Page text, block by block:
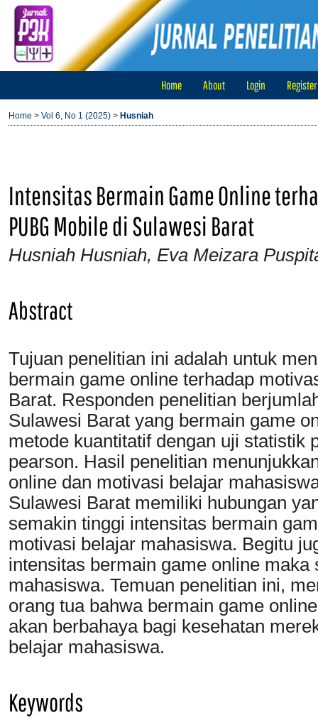
Home About Login Register
Home > Vol 6, No 1 (2025) > Husniah
Intensitas Bermain Game Online
PUBG Mobile di Sulawesi Barat
Husniah Husniah, Eva Meizara
Abstract
Tujuan penelitian ini adalah untuk
bermain game online terhadap
Barat. Responden penelitian
Sulawesi Barat yang bermain game
metode kuantitatif dengan uji statistik
pearson. Hasil penelitian
online dan motivasi belajar
Sulawesi Barat memiliki hubungan
semakin tinggi intensitas bermain
motivasi belajar mahasiswa. Begitu
intensitas bermain game online
mahasiswa. Temuan penelitian ini,
orang tua bahwa bermain game
akan berbahaya bagi kesehatan
belajar mahasiswa.
Keywords